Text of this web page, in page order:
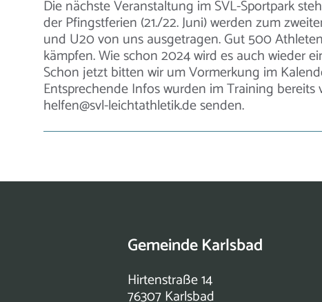
Die nächste Veranstaltung im SVL-Sportpark
der Pfingstferien (21./22. Juni) werden zum
und U20 von uns ausgetragen. Gut 500
kämpfen. Wie schon 2024 wird es auch wieder
Schon jetzt bitten wir um Vormerkung im
Entsprechende Infos wurden im Training
helfen@svl-leichtathletik.de senden.
Gemeinde Karlsbad
Hirtenstraße 14
76307 Karlsbad